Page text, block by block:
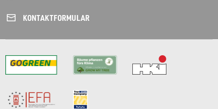
KONTAKT­FORMULAR